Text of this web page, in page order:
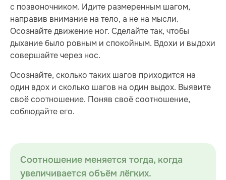
с позвоночником. Идите размеренным шагом,
направив внимание на тело, а не на мысли.
Осознайте движение ног. Сделайте так, чтобы
дыхание было ровным и спокойным. Вдохи и выдохи
совершайте через нос.
Осознайте, сколько таких шагов приходится на
один вдох и сколько шагов на один выдох. Выявите
своё соотношение. Поняв своё соотношение,
соблюдайте его.
Соотношение меняется тогда, когда
увеличивается объём лёгких.